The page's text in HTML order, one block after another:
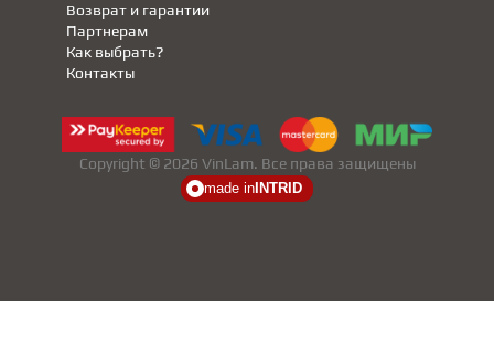
Партнерам
Возврат и гарантии
Как выбрать?
Контакты
Copyright © 2026 VinLam. Все права защищены
made in INTRID